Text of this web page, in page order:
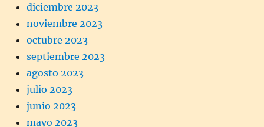
diciembre 2023
noviembre 2023
octubre 2023
septiembre 2023
agosto 2023
julio 2023
junio 2023
mayo 2023